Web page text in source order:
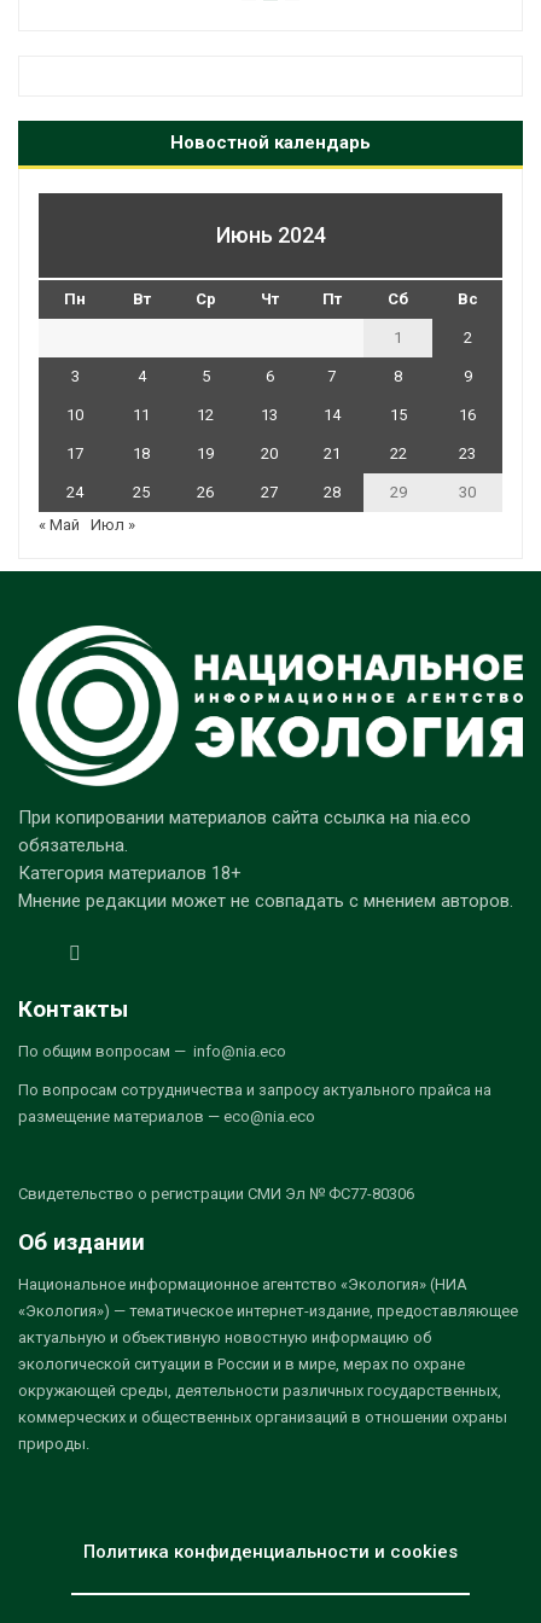
Новостной календарь
Июнь 2024
Пн Вт Ср Чт Пт Сб Вс
1 2
3 4 5 6 7 8 9
10 11 12 13 14 15 16
17 18 19 20 21 22 23
24 25 26 27 28 29
30
« Май
Июл »
При копировании материалов сайта ссылка на nia.eco
обязательна.
Категория материалов 18+
Мнение редакции может не совпадать с мнением авторов.
Контакты
По общим вопросам — info@nia.eco
По вопросам сотрудничества и запросу актуального прайса на
размещение материалов — eco@nia.eco
Свидетельство о регистрации СМИ Эл № ФС77-80306
Об издании
Национальное информационное агентство «Экология» (НИА
«Экология») — тематическое интернет-издание, предоставляющее
актуальную и объективную новостную информацию об
экологической ситуации в России и в мире, мерах по охране
окружающей среды, деятельности различных государственных,
коммерческих и общественных организаций в отношении охраны
природы.
Политика конфиденциальности и cookies